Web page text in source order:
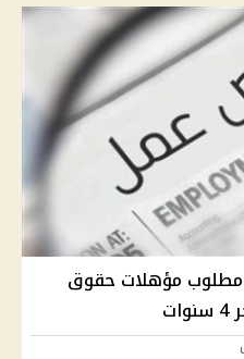
البنك الأهلي 2025: مطلوب مؤهلات حقوق